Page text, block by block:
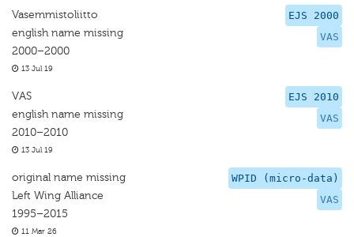
EJS 2000
VAS
Vasemmistoliitto
english name missing
2000–2000
13 Jul 19
EJS 2010
VAS
VAS
english name missing
2010–2010
13 Jul 19
WPID (micro-data)
VAS
original name missing
Left Wing Alliance
1995–2015
11 Mar 26